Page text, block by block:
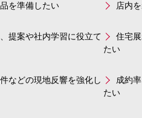
を準備したい 店内
提案や社内学習に役立て
住宅
たい
などの現地反響を強化し
成約
たい